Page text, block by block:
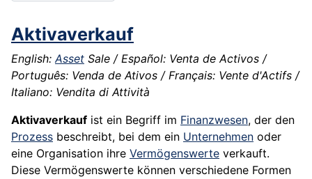
Aktivaverkauf
English:Asset Sale / Español: Venta de Activos /
Português: Venda de Ativos / Français: Vente d'Actifs /
Italiano: Vendita di Attività
Aktivaverkauf ist ein Begriff im Finanzwesen, der den
Prozess beschreibt, bei dem ein Unternehmen oder
eine Organisation ihre Vermögenswerte verkauft.
Diese Vermögenswerte können verschiedene Formen